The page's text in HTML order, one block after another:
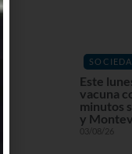
Este
vacuna
minutos
y
03/08/26